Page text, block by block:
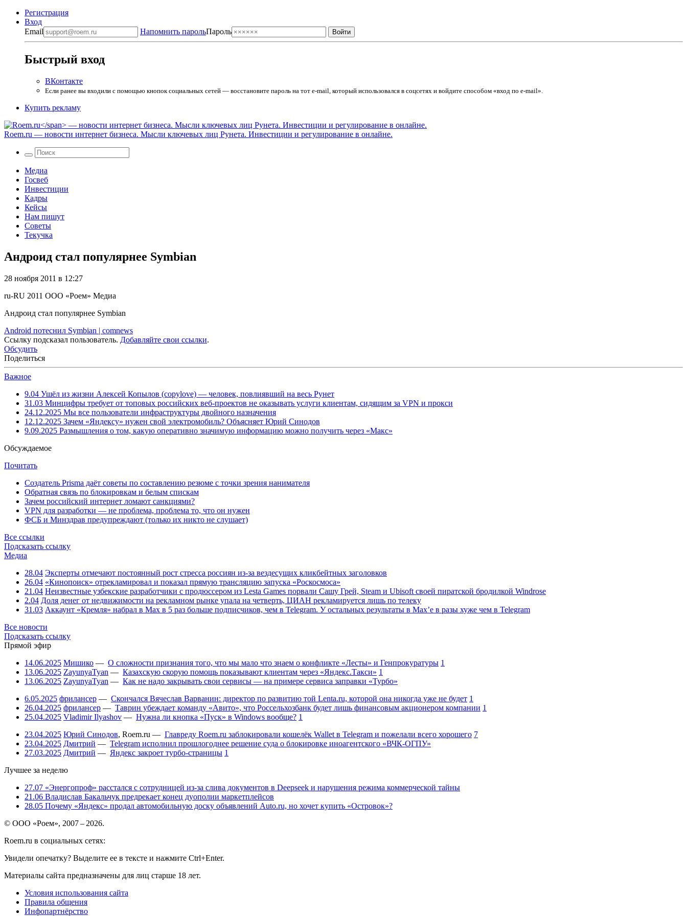
Регистрация
Вход
Email
Напомнить парольПароль
Быстрый вход
ВКонтакте
Если ранее вы входили с помощью кнопок социальных сетей — восстановите пароль на тот e-mail, который использовался в соцсетях и войдите способом «вход по e-mail».
Купить рекламу
Roem.ru — новости интернет бизнеса. Мысли ключевых лиц Рунета. Инвестиции и регулирование в онлайне.
Медиа
Госвеб
Инвестиции
Кадры
Кейсы
Нам пишут
Советы
Текучка
Андроид стал популярнее Symbian
28 ноября 2011 в 12:27
ru-RU 2011 ООО «Роем» Медиа
Андроид стал популярнее Symbian
Android потеснил Symbian | comnews
Ссылку подсказал пользователь. Добавляйте свои ссылки.
Обсудить
Поделиться
Важное
9.04 Ушёл из жизни Алексей Копылов (copylove) — человек, повлиявший на весь Рунет
31.03 Минцифры требует от топовых российских веб-проектов не оказывать услуги клиентам, сидящим за VPN и прокси
24.12.2025 Мы все пользователи инфраструктуры двойного назначения
12.12.2025 Зачем «Яндексу» нужен свой электромобиль? Объясняет Юрий Синодов
9.09.2025 Размышления о том, какую оперативно значимую информацию можно получить через «Макс»
Обсуждаемое
Почитать
Создатель Prisma даёт советы по составлению резюме с точки зрения нанимателя
Обратная связь по блокировкам и белым спискам
Зачем российский интернет ломают санкциями?
VPN для разработки — не проблема, проблема то, что он нужен
ФСБ и Минздрав предупреждают (только их никто не слушает)
Все ссылки
Подсказать ссылку
Медиа
28.04 Эксперты отмечают постоянный рост стресса россиян из-за вездесущих кликбейтных заголовков
26.04 «Кинопоиск» отрекламировал и показал прямую трансляцию запуска «Роскосмоса»
21.04 Неизвестные узбекские разработчики с продюссером из Lesta Games порвали Сашу Грей, Steam и Ubisoft своей пиратской бродилкой Windrose
2.04 Доля денег от недвижимости на рекламном рынке упала на четверть, ЦИАН рекламируется лишь по телеку
31.03 Аккаунт «Кремля» набрал в Max в 5 раз больше подписчиков, чем в Telegram. У остальных результаты в Max’е в разы хуже чем в Telegram
Все новости
Подсказать ссылку
Прямой эфир
14.06.2025 Мишико — О сложности признания того, что мы мало что знаем о конфликте «Лесты» и Генпрокуратуры 1
13.06.2025 ZayunyaTyan — Казахскую скорую помощь показывают клиентам через «Яндекс.Такси» 1
13.06.2025 ZayunyaTyan — Как не надо закрывать свои сервисы — на примере сервиса заправки «Турбо»
6.05.2025 фрилансер — Скончался Вячеслав Варванин: директор по развитию той Lenta.ru, которой она никогда уже не будет 1
26.04.2025 фрилансер — Таврин убеждает команду «Авито», что Россельхозбанк будет лишь финансовым акционером компании 1
25.04.2025 Vladimir Ilyashov — Нужна ли кнопка «Пуск» в Windows вообще? 1
23.04.2025 Юрий Синодов, Roem.ru — Главреду Roem.ru заблокировали кошелёк Wallet в Telegram и пожелали всего хорошего 7
23.04.2025 Дмитрий — Telegram исполнил прошлогоднее решение суда о блокировке иноагентского «ВЧК-ОГПУ»
27.03.2025 Дмитрий — Яндекс закроет турбо-страницы 1
Лучшее за неделю
27.07 «Энергопроф» расстался с сотрудницей из-за слива документов в Deepseek и нарушения режима коммерческой тайны
21.06 Владислав Бакальчук предрекает конец дуополии маркетплейсов
28.05 Почему «Яндекс» продал автомобильную доску объявлений Auto.ru, но хочет купить «Островок»?
© ООО «Роем», 2007 – 2026.
Roem.ru в социальных сетях:
Увидели опечатку? Выделите ее в тексте и нажмите Ctrl+Enter.
Материалы сайта предназначены для лиц старше 18 лет.
Условия использования сайта
Правила общения
Инфопартнёрство